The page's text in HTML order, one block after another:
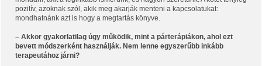
pozitív, azoknak szól, akik meg akarják menteni a kapcsolatukat:
mondhatnánk azt is hogy a megtartás könyve.
– Akkor gyakorlatilag úgy működik, mint a párterápiákon, ahol ezt
bevett módszerként használják. Nem lenne egyszerűbb inkább
terapeutához járni?